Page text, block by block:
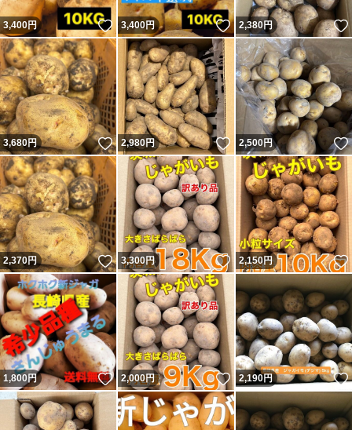
3,400円 いいね！
3,400円 いいね！
2,380円
3,680円 いいね！
2,980円 いいね！
2,500円
2,370円 いいね！
3,300円 いいね！
2,150円
1,800 円 いいね！
2,000円 いいね！
2,190円